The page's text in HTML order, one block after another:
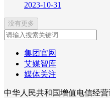
2023-10-31
没有更多
集团官网
艾媒智库
媒体关注
中华人民共和国增值电信经营